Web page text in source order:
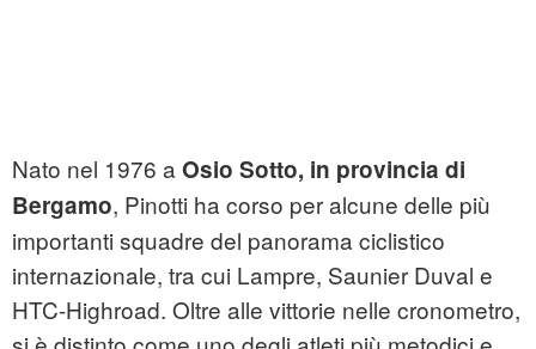
Nato nel 1976 a Osio Sotto, in provincia di
Bergamo, Pinotti ha corso per alcune delle più
importanti squadre del panorama ciclistico
internazionale, tra cui Lampre, Saunier Duval e
HTC-Highroad. Oltre alle vittorie nelle cronometro,